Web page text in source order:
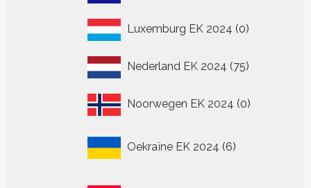
Luxemburg EK 2024 00
Nederland EK 2024 7575
Noorwegen EK 2024 00
Oekraïne EK 2024 6
producten